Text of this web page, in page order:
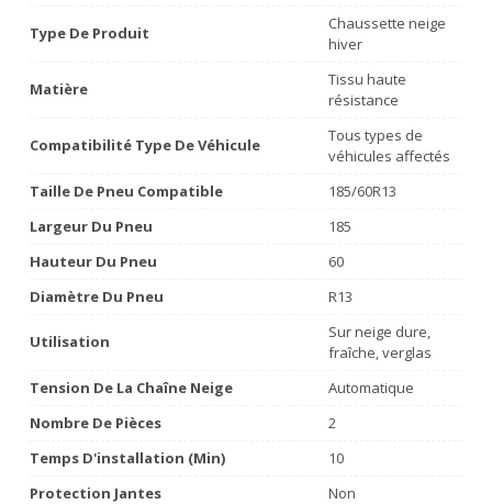
Type De Produit
Chaussette neige
hiver
Matière
Tissu haute
résistance
Compatibilité Type De Véhicule
Tous types de
véhicules affectés
Taille De Pneu Compatible
185/60R13
Largeur Du Pneu
185
Hauteur Du Pneu
60
Diamètre Du Pneu
R13
Utilisation
Sur neige dure,
fraîche, verglas
Tension De La Chaîne Neige
Automatique
Nombre De Pièces
2
Temps D'installation (min)
10
Protection Jantes
Non